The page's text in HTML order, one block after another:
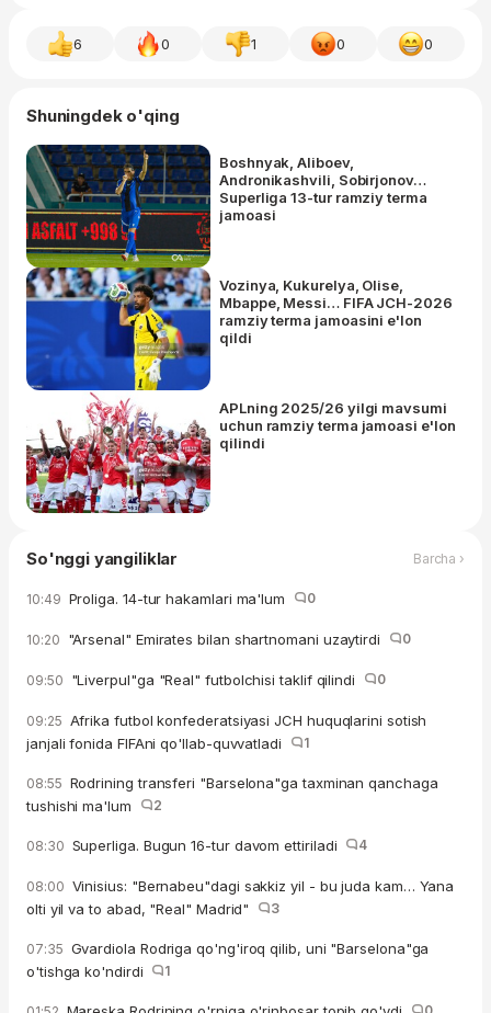
6 0 1 0 0
Shuningdek o'qing
Boshnyak, Aliboev,
Andronikashvili, Sobirjonov…
Superliga 13-tur ramziy terma
jamoasi
Vozinya, Kukurelya, Olise,
Mbappe, Messi… FIFA JCH-2026
ramziy terma jamoasini e'lon
qildi
APLning 2025/26 yilgi mavsumi
uchun ramziy terma jamoasi e'lon
qilindi
So'nggi yangiliklar Barcha ›
10:49 Proliga. 14-tur hakamlari ma'lum 0
10:20 "Arsenal" Emirates bilan shartnomani uzaytirdi 0
09:50 "Liverpul"ga "Real" futbolchisi taklif qilindi 0
09:25 Afrika futbol konfederatsiyasi JCH huquqlarini sotish
janjali fonida FIFAni qo'llab-quvvatladi
1
08:55 Rodrining transferi "Barselona"ga taxminan qanchaga
tushishi ma'lum
2
08:30 Superliga. Bugun 16-tur davom ettiriladi 4
08:00 Vinisius: "Bernabeu"dagi sakkiz yil - bu juda kam… Yana
olti yil va to abad, "Real" Madrid"
3
07:35 Gvardiola Rodriga qo'ng'iroq qilib, uni "Barselona"ga
o'tishga ko'ndirdi
1